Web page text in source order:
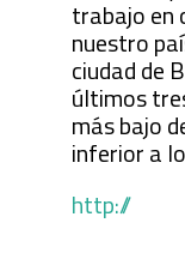
trabajo en
nuestro
ciudad de
últimos
más bajo
inferior a
http://